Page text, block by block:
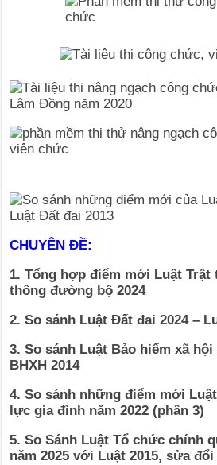
CHUYÊN ĐỀ:
1. Tổng hợp điểm mới Luật Trật
thông đường bộ 2024
2. So sánh Luật Đất đai 2024 –
3. So sánh Luật Bảo hiểm xã hội
BHXH 2014
4. So sánh những điểm mới
lực gia đình năm 2022 (phần 3)
5. So Sánh Luật Tổ chức chính
năm 2025 với Luật 2015, sửa đổi